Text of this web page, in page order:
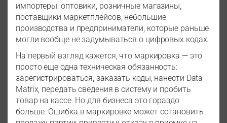
импортеры, оптовики, розничные магазины,
поставщики маркетплейсов, небольшие
производства и предприниматели, которые раньше
могли вообще не задумываться о цифровых кодах.
На первый взгляд кажется, что маркировка — это
просто еще одна техническая обязанность:
зарегистрироваться, заказать коды, нанести Data
Matrix, передать сведения в систему и пробить
товар на кассе. Но для бизнеса это гораздо
больше. Ошибка в маркировке может остановить